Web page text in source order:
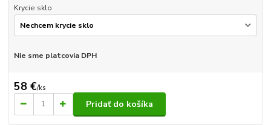
Krycie sklo
Nie sme platcovia DPH
58 €/ks
Pridať do košíka